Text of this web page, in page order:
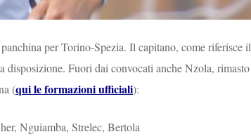
per Torino-Spezia. Il capitano, come riferisce il
Fuori dai convocati anche Nzola, rimasto
(qui le formazioni ufficiali):
Nguiamba, Strelec, Bertola